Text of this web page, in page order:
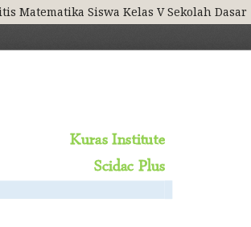
Matematika Siswa Kelas V Sekolah Dasar